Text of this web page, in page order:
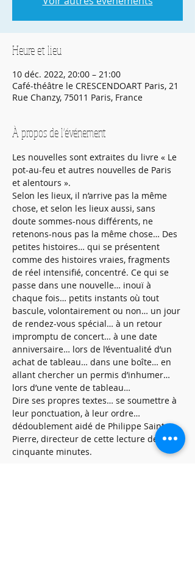
Heure et lieu
10 déc. 2022, 20:00 – 21:00
Café-théâtre le CRESCENDOART Paris, 21
Rue Chanzy, 75011 Paris, France
À propos de l'événement
Les nouvelles sont extraites du livre « Le
pot-au-feu et autres nouvelles de Paris
et alentours ».
Selon les lieux, il n’arrive pas la même
chose, et selon les lieux aussi, sans
doute sommes-nous différents, ne
retenons-nous pas la même chose… Des
petites histoires… qui se présentent
comme des histoires vraies, fragments
de réel intensifié, concentré. Ce qui se
passe dans une nouvelle… inouï à
chaque fois… petits instants où tout
bascule, volontairement ou non… un jour
de rendez-vous spécial… à un retour
impromptu de concert… à une date
anniversaire… lors de l’éventualité d’un
achat de tableau… dans une boîte… en
allant chercher un permis d’inhumer…
lors d’une vente de tableau…
Dire ses propres textes… se soumettre à
leur ponctuation, à leur ordre…
dédoublement aidé de Philippe Saint-
Pierre, directeur de cette lecture de
cinquante minutes.